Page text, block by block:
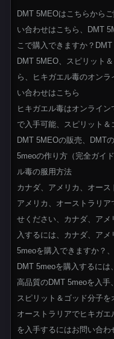
DMT 5MEOはこちらから
い合わせはこちら、DMT
こで購入できますか？
DMT 5MEO、スピリット
ら、ヒキガエル毒のオン
い合わせはこちら
ヒキガエル毒はオンライ
で入手可能、スピリット＆
DMT 5MEOの販売、DMT
5meoの作り方（完全ガイ
ル毒の服用方法
カナダ、アメリカ、オース
アメリカ、オーストラリ
せください、カナダ、ア
入するには、カナダ、ア
5meoを購入できますか？
DMT 5meoを購入するに
高品質のDMT 5meoを入
スピリット＆ゴッド分子を
オーストラリアでヒキガ
を入手するにはお問い合わ